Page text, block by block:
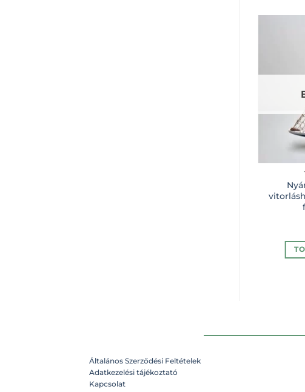
Általános Szerződési Feltételek
Adatkezelési tájékoztató
Kapcsolat